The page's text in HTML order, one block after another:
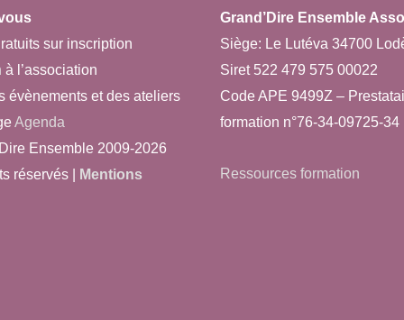
sur inscription
à l’association
évènements et des ateliers
Agenda
Ensemble 2009-2026
réservés |
Mentions
Grand’Dire Ensemble
Siège: Le Lutéva 34700
Siret 522 479 575 00022
Code APE 9499Z –
formation n°76-34-09725-34
Ressources formation